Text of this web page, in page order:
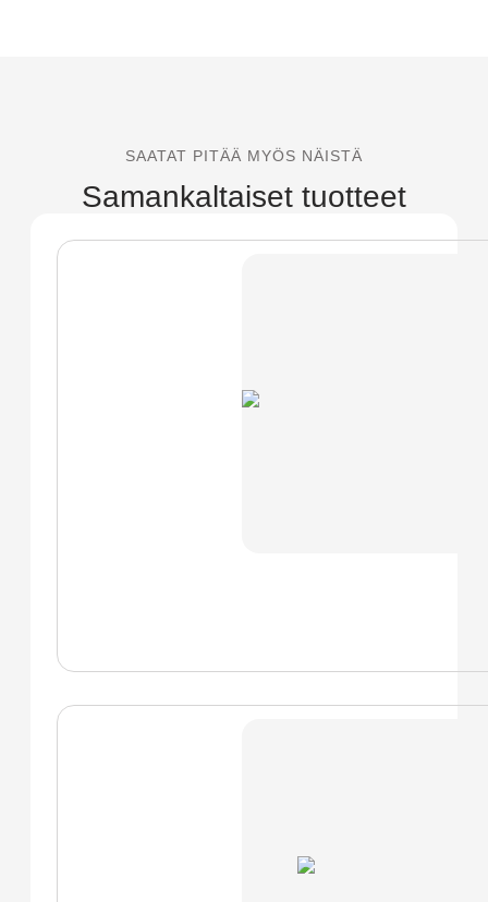
SAATAT PITÄÄ MYÖS NÄISTÄ
Samankaltaiset tuotteet